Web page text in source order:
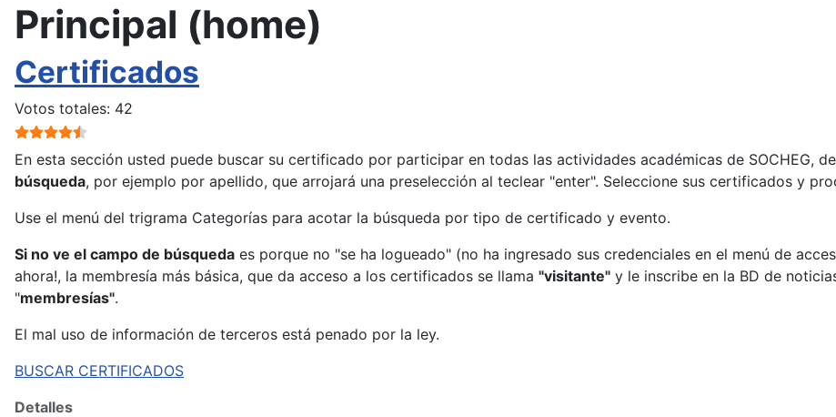
Principal (home)
Certificados
Ratio: 4.5/5
Votos totales: 42
En esta sección usted puede buscar su certificado por participar en todas las actividades académicas de SOCHEG,
búsqueda, por ejemplo por apellido, que arrojará una preselección al teclear "enter". Seleccione sus certificados y
Use el menú del trigrama Categorías para acotar la búsqueda por tipo de certificado y evento.
Si no ve el campo de búsqueda es porque no "se ha logueado" (no ha ingresado sus credenciales en el menú de
ahora!, la membresía más básica, que da acceso a los certificados se llama "visitante" y le inscribe en la BD de
"membresías".
El mal uso de información de terceros está penado por la ley.
BUSCAR CERTIFICADOS
Detalles